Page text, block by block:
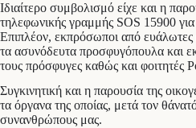
Ιδιαίτερο συμβολισμό είχε και η
τηλεφωνικής γραμμής SOS 15900 για
Επιπλέον, εκπρόσωποι από ευάλωτες
τα ασυνόδευτα προσφυγόπουλα και
τους πρόσφυγες καθώς και φοιτητές
Συγκινητική και η παρουσία της
τα όργανα της οποίας, μετά τον
συνανθρώπους μας.